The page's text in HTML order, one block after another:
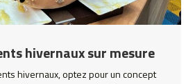
hivernaux sur mesure
hivernaux, optez pour un concept